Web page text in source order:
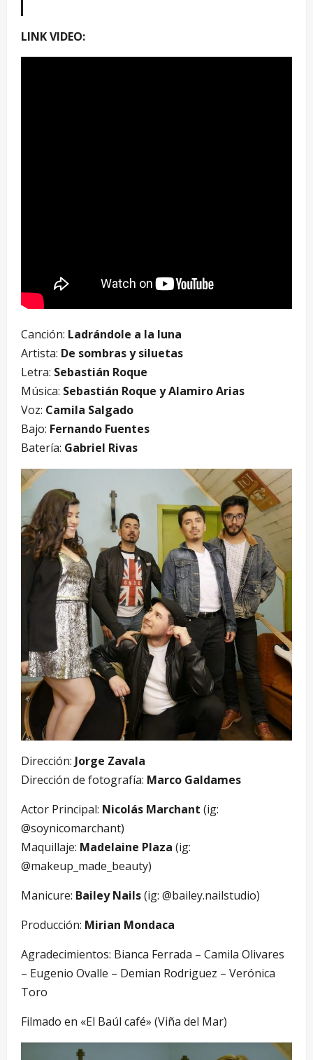
LINK VIDEO:
Canción: Ladrándole a la luna
Artista: De sombras y siluetas
Letra: Sebastián Roque
Música: Sebastián Roque y Alamiro Arias
Voz: Camila Salgado
Bajo: Fernando Fuentes
Batería: Gabriel Rivas
Dirección: Jorge Zavala
Dirección de fotografía: Marco Galdames
Actor Principal: Nicolás Marchant (ig:
@soynicomarchant)
Maquillaje: Madelaine Plaza (ig:
@makeup_made_beauty)
Manicure: Bailey Nails(ig: @bailey.nailstudio)
Producción: Mirian Mondaca
Agradecimientos: Bianca Ferrada – Camila Olivares
– Eugenio Ovalle – Demian Rodriguez – Verónica
Toro
Filmado en «El Baúl café» (Viña del Mar)